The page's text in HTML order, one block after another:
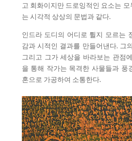
고 회화이지만 드로잉적인 요소는
는 시각적 상상의 문법과 같다.
인드라 도디의 어디로 튈지 모르는
감과 시적인 결과를 만들어낸다. 그
그리고 그가 세상을 바라보는 관점
을 통해 작가는 목격한 사물들과 풍
혼으로 가공하여 소통한다.